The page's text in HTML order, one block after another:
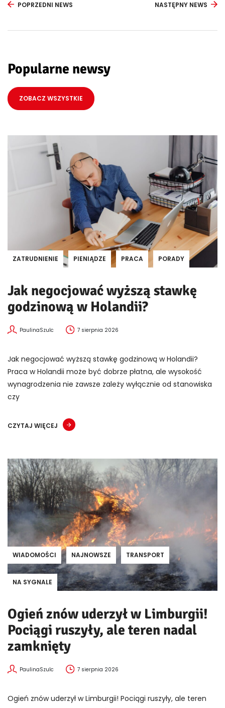
POPRZEDNI NEWS NASTĘPNY NEWS
Popularne newsy
ZOBACZ WSZYSTKIE
ZATRUDNIENIE PIENIĄDZE PRACA PORADY
Jak negocjować wyższą stawkę
godzinową w Holandii?
PaulinaSzulc 7 sierpnia 2026
Jak negocjować wyższą stawkę godzinową w Holandii?
Praca w Holandii może być dobrze płatna, ale wysokość
wynagrodzenia nie zawsze zależy wyłącznie od stanowiska
czy
CZYTAJ WIĘCEJ
WIADOMOŚCI NAJNOWSZE TRANSPORT
NA SYGNALE
Ogień znów uderzył w Limburgii!
Pociągi ruszyły, ale teren nadal
zamknięty
PaulinaSzulc 7 sierpnia 2026
Ogień znów uderzył w Limburgii! Pociągi ruszyły, ale teren